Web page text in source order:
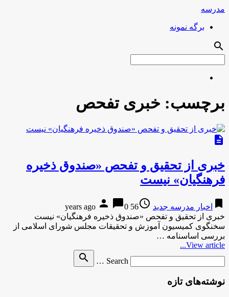
مدرسه
برگه نمونه
search
برچسب: خبری تفحص
description
خبری از تحقیق و تفحص «صندوق ذخیره
فرهنگیان» نیست
bookmark اخبار مدرسه جدید access_time
56 years ago
person chat_bubble0
خبری از تحقیق و تفحص «صندوق ذخیره فرهنگیان» نیست
سخنگوی کمیسیون آموزش و تحقیقات مجلس شورای اسلامی از
بررسی اساسنامه …
View article...
Search …
search
نوشته‌های تازه